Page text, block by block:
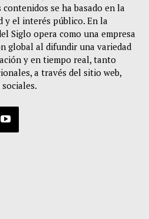
se ha basado en la
y el interés público. En la
Siglo opera como una empresa
global al difundir una variedad
y en tiempo real, tanto
a través del sitio web,